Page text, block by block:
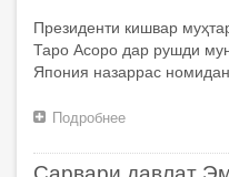
Президенти кишвар
Таро Асоро дар рушди
Япония назаррас
Подробнее
Ҷумҳурии